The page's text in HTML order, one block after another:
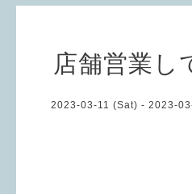
店舗営業し
2023-03-11 (Sat) - 2023-